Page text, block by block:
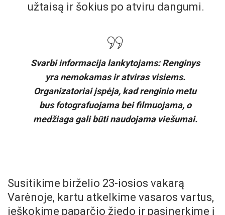
užtaisą ir šokius po atviru dangumi.
Svarbi informacija lankytojams:Renginys
yra nemokamas ir atviras visiems.
Organizatoriai įspėja, kad renginio metu
bus fotografuojama bei filmuojama, o
medžiaga gali būti naudojama viešumai.
Susitikime birželio 23-iosios vakarą
Varėnoje, kartu atkelkime vasaros vartus,
ieškokime paparčio žiedo ir pasinerkime į